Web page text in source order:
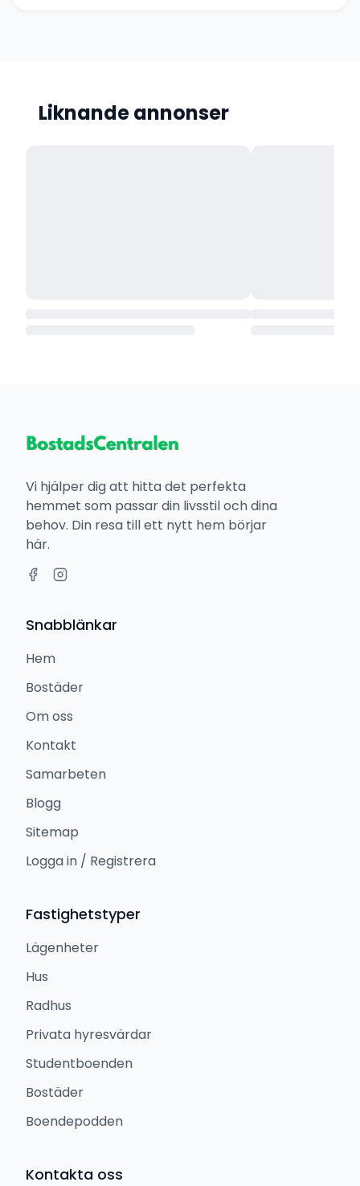
Liknande annonser
Vi hjälper dig att hitta det perfekta
hemmet som passar din livsstil och dina
behov. Din resa till ett nytt hem börjar
här.
Snabblänkar
Hem
Bostäder
Om oss
Kontakt
Samarbeten
Blogg
Sitemap
Logga in / Registrera
Fastighetstyper
Lägenheter
Hus
Radhus
Privata hyresvärdar
Studentboenden
Bostäder
Boendepodden
Kontakta oss